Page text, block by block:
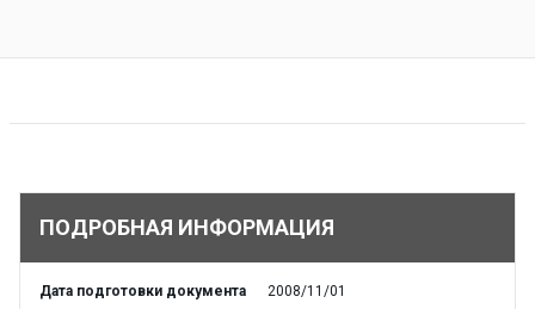
ПОДРОБНАЯ ИНФОРМАЦИЯ
Дата подготовки документа 2008/11/01